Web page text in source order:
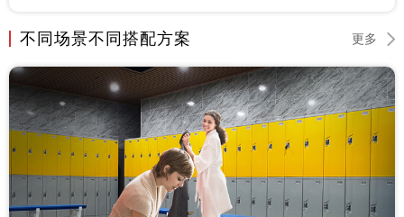
不同场景不同搭配方案 更多